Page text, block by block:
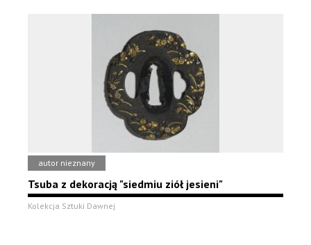
autor nieznany
Tsuba z dekoracją "siedmiu ziół jesieni"
Kolekcja Sztuki Dawnej